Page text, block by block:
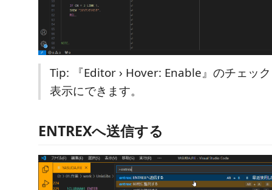
Tip: 『Editor › Hover: Enable』のチェッ
表示にできます。
ENTREXへ送信する